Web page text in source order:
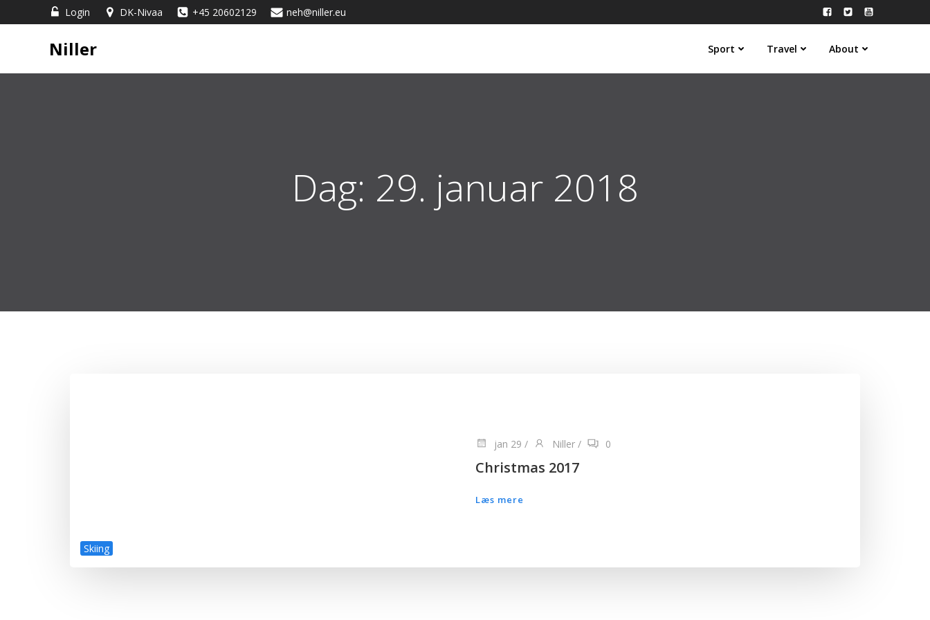
til
Login DK-Nivaa +45 20602129 neh@niller.eu
Niller Sport Travel About
Dag: 29. januar 2018
Skiing
jan 29 / Niller / 0
Christmas 2017
Læs mere